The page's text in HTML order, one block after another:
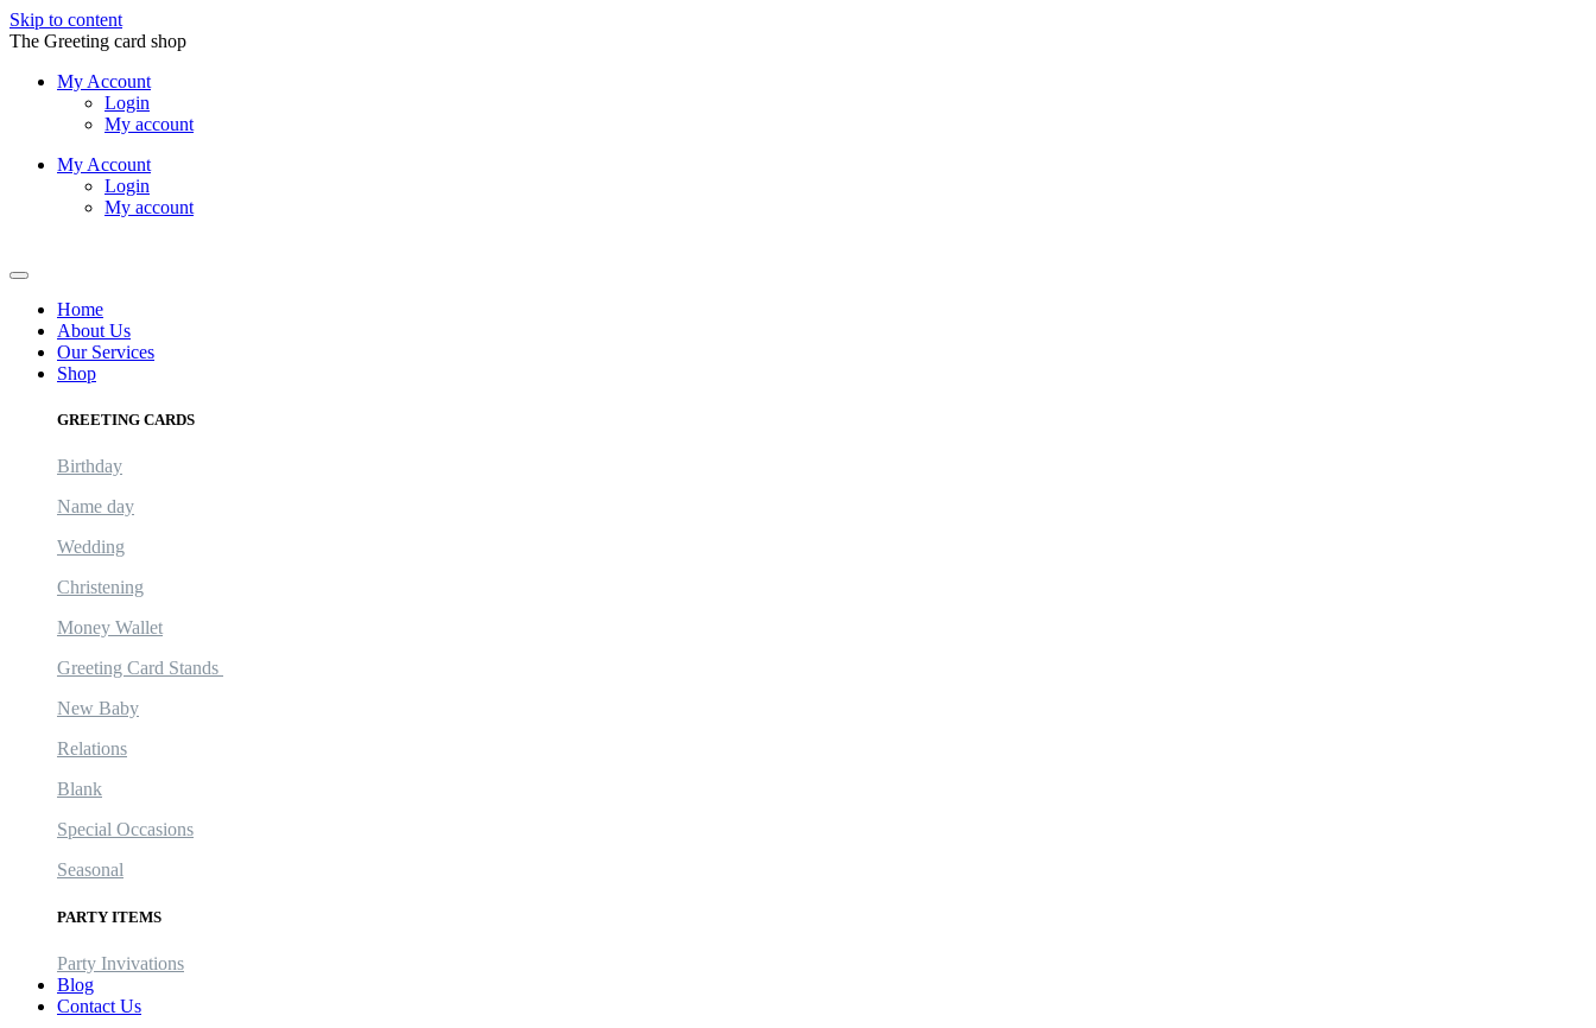
Skip to content
The Greeting card shop
My Account
Login
My account
My Account
Login
My account
Home
About Us
Our Services
Shop
GREETING CARDS
Birthday
Name day
Wedding
Christening
Money Wallet
Greeting Card Stands
New Baby
Relations
Blank
Special Occasions
Seasonal
PARTY ITEMS
Party Invivations
Blog
Contact Us